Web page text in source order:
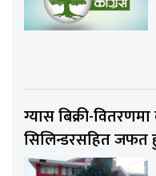
ग्यास बिक्री-
सिलिन्डरसहित जफत